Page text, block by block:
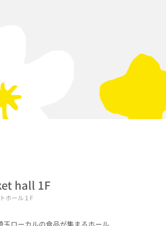
hall 1F
ホール１F
玉ローカルの食品が集まるホール